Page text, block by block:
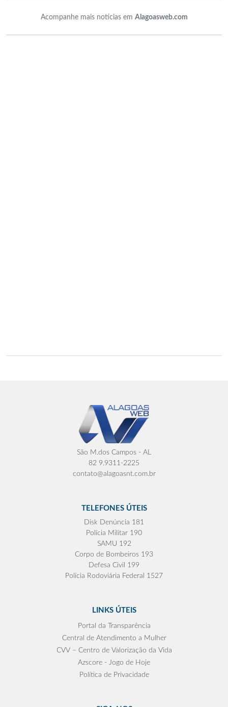
Acompanhe mais notícias em Alagoasweb.com
São M.dos Campos - AL
82 9.9311-2225
contato@alagoasnt.com.br
TELEFONES ÚTEIS
Disk Denúncia 181
Polícia Militar 190
SAMU 192
Corpo de Bombeiros 193
Defesa Civil 199
Polícia Rodoviária Federal 1527
LINKS ÚTEIS
Portal da Transparência
Central de Atendimento a Mulher
CVV – Centro de Valorização da Vida
Azscore - Jogo de Hoje
Política de Privacidade